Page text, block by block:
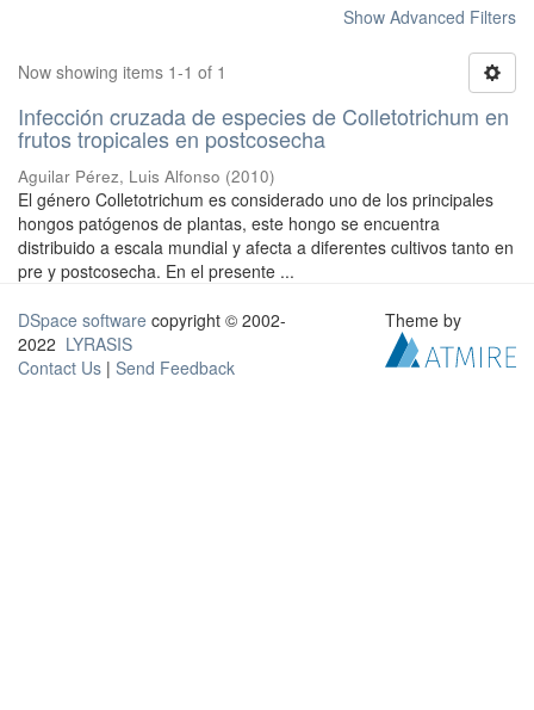
Show Advanced Filters
Now showing items 1-1 of 1
Infección cruzada de especies de Colletotrichum en
frutos tropicales en postcosecha
Aguilar Pérez, Luis Alfonso (2010)
El género Colletotrichum es considerado uno de los principales
hongos patógenos de plantas, este hongo se encuentra
distribuido a escala mundial y afecta a diferentes cultivos tanto en
pre y postcosecha. En el presente ...
DSpace software copyright © 2002-
2022 LYRASIS
Contact Us | Send Feedback
Theme by